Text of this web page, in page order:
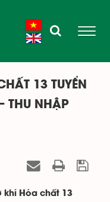
13 TUYỂN
THU NHẬP
khí Hóa chất 13